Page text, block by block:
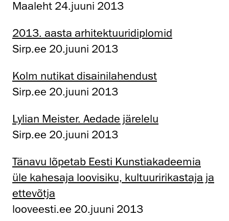
Maaleht 24.juuni 2013
2013. aasta arhitektuuridiplomid
Sirp.ee 20.juuni 2013
Kolm nutikat disainilahendust
Sirp.ee 20.juuni 2013
Lylian Meister. Aedade järelelu
Sirp.ee 20.juuni 2013
Tänavu lõpetab Eesti Kunstiakadeemia
üle kahesaja loovisiku, kultuuririkastaja ja
ettevõtja
looveesti.ee 20.juuni 2013